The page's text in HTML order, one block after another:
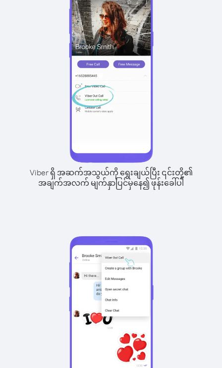
Viber ရှိ အဆက်အသွယ်ကို ရွေးချယ်ပြီး ၎င်းတို့၏
အချက်အလက် မျက်နှာပြင်မှနေ၍ ဖုန်းခေါ်ပါ